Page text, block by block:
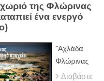
της Φλώρινας
ένα ενεργό
"Αχλάδα
Φλώρινας
Διαβάστε